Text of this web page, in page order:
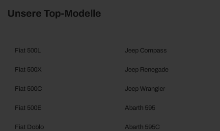
Unsere Top-Modelle
Fiat 500L
Fiat 500X
Fiat 500C
Fiat 500E
Fiat Doblo
Jeep Compass
Jeep Renegade
Jeep Wrangler
Abarth 595
Abarth 595C